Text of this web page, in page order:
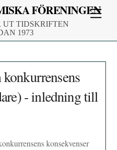
FÖRENINGEN
UT TIDSKRIFTEN
1973
- inledning till
konsekvenser